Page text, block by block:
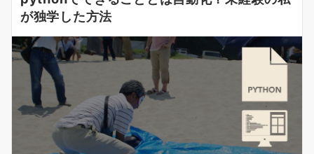
が独学した方法